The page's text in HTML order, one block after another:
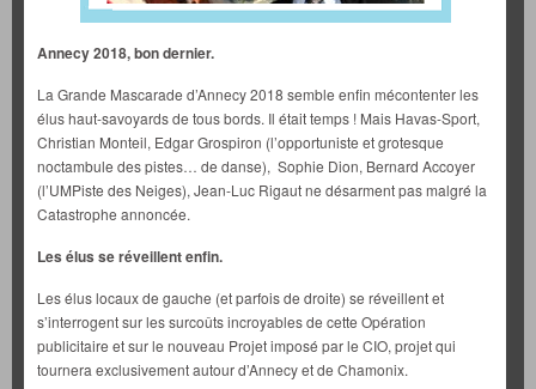
Annecy 2018, bon dernier.
La Grande Mascarade d’Annecy 2018 semble enfin mécontenter les
élus haut-savoyards de tous bords. Il était temps ! Mais Havas-Sport,
Christian Monteil, Edgar Grospiron (l’opportuniste et grotesque
noctambule des pistes… de danse), Sophie Dion, Bernard Accoyer
(l’UMPiste des Neiges), Jean-Luc Rigaut ne désarment pas malgré la
Catastrophe annoncée.
Les élus se réveillent enfin.
Les élus locaux de gauche (et parfois de droite) se réveillent et
s’interrogent sur les surcoûts incroyables de cette Opération
publicitaire et sur le nouveau Projet imposé par le CIO, projet qui
tournera exclusivement autour d’Annecy et de Chamonix.